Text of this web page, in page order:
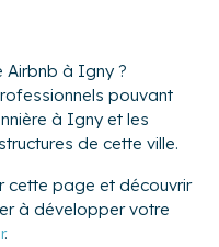
Airbnb à Igny ?
pouvant
à Igny et les
de cette ville.
cette page et découvrir
à développer votre
.